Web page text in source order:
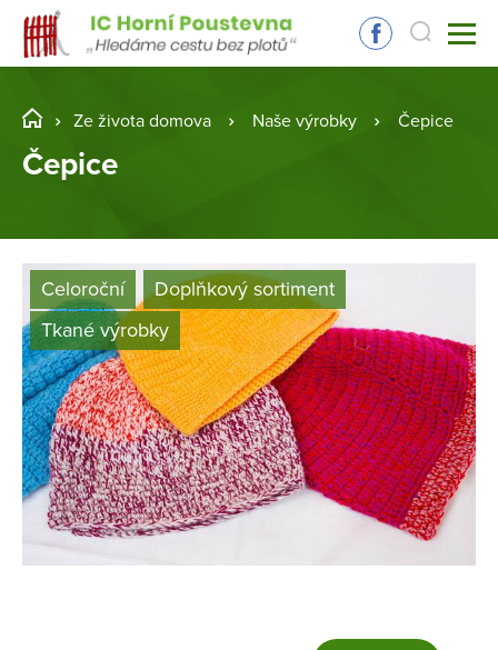
Ze života domova Naše výrobky Čepice
Čepice
Celoroční
Doplňkový sortiment
Tkané výrobky